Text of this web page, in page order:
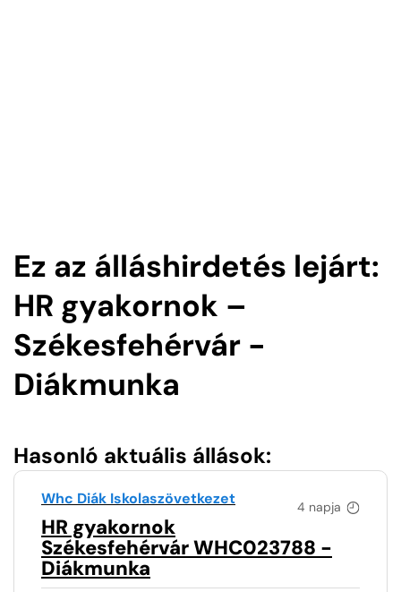
Ez az álláshirdetés lejárt:
HR gyakornok –
Székesfehérvár -
Diákmunka
Hasonló aktuális állások:
4 napja
Whc Diák Iskolaszövetkezet
HR gyakornok
Székesfehérvár WHC023788 -
Diákmunka